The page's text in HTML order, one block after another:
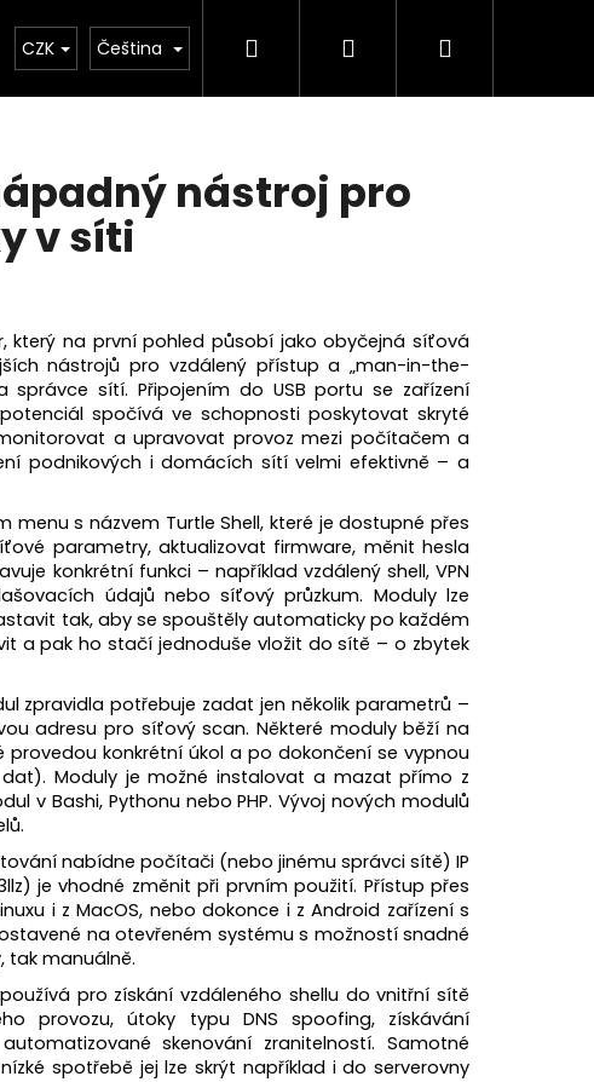
Kontakty Blog Novinky
CZK Čeština Hledat PřihlášeníNákupní
nástroj pro
v síti
který na první pohled působí jako obyčejná síťová
nástrojů pro vzdálený přístup a „man-in-the-
sítí. Připojením do USB portu se zařízení
spočívá ve schopnosti poskytovat skryté
a upravovat provoz mezi počítačem a
podnikových i domácích sítí velmi efektivně – a
menu s názvem Turtle Shell, které je dostupné přes
parametry, aktualizovat firmware, měnit hesla
konkrétní funkci – například vzdálený shell, VPN
údajů nebo síťový průzkum. Moduly lze
tak, aby se spouštěly automaticky po každém
a pak ho stačí jednoduše vložit do sítě – o zbytek
zpravidla potřebuje zadat jen několik parametrů –
adresu pro síťový scan. Některé moduly běží na
provedou konkrétní úkol a po dokončení se vypnou
Moduly je možné instalovat a mazat přímo z
v Bashi, Pythonu nebo PHP. Vývoj nových modulů
nabídne počítači (nebo jinému správci sítě) IP
je vhodné změnit při prvním použití. Přístup přes
i z MacOS, nebo dokonce i z Android zařízení s
na otevřeném systému s možností snadné
tak manuálně.
pro získání vzdáleného shellu do vnitřní sítě
provozu, útoky typu DNS spoofing, získávání
skenování zranitelností. Samotné
spotřebě jej lze skrýt například i do serverovny
Následující
BAG VELKÝ GEN. M